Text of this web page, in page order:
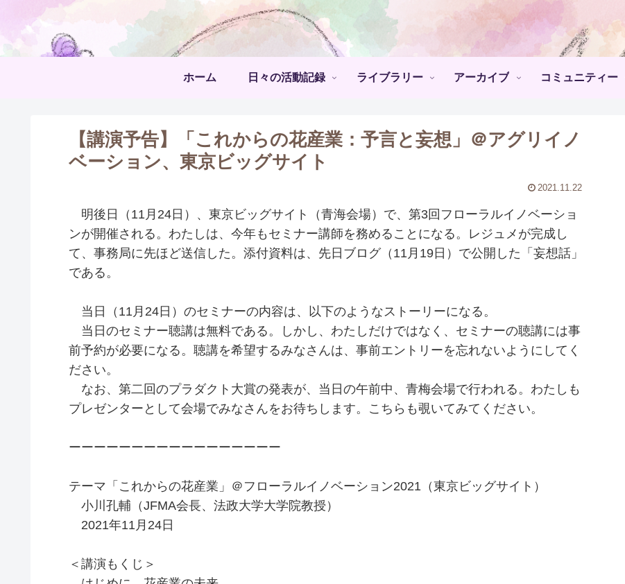
ホーム 日々の活動記録 ライブラリー アーカイブ コミュニティー
【講演予告】「これからの花産業：予言と妄想」＠アグリイノ
ベーション、東京ビッグサイト
2021.11.22
明後日（11月24日）、東京ビッグサイト（青海会場）で、第3回フローラルイノベーショ
ンが開催される。わたしは、今年もセミナー講師を務めることになる。レジュメが完成し
て、事務局に先ほど送信した。添付資料は、先日ブログ（11月19日）で公開した「妄想話」
である。
当日（11月24日）のセミナーの内容は、以下のようなストーリーになる。
当日のセミナー聴講は無料である。しかし、わたしだけではなく、セミナーの聴講には事
前予約が必要になる。聴講を希望するみなさんは、事前エントリーを忘れないようにしてく
ださい。
なお、第二回のプラダクト大賞の発表が、当日の午前中、青梅会場で行われる。わたしも
プレゼンターとして会場でみなさんをお待ちします。こちらも覗いてみてください。
ーーーーーーーーーーーーーーーーー
テーマ「これからの花産業」＠フローラルイノベーション2021（東京ビッグサイト）
小川孔輔（JFMA会長、法政大学大学院教授）
2021年11月24日
＜講演もくじ＞